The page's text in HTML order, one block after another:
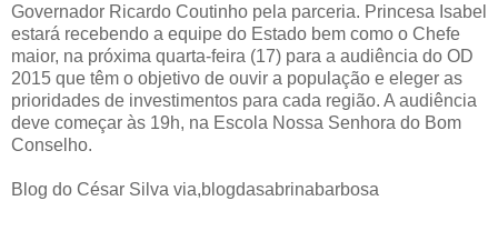
Governador Ricardo Coutinho pela parceria. Princesa Isabel
estará recebendo a equipe do Estado bem como o Chefe
maior, na próxima quarta-feira (17) para a audiência do OD
2015 que têm o objetivo de ouvir a população e eleger as
prioridades de investimentos para cada região. A audiência
deve começar às 19h, na Escola Nossa Senhora do Bom
Conselho.
Blog do César Silva via,blogdasabrinabarbosa